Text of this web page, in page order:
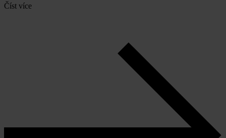
Číst více